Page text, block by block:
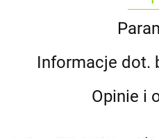
Informacje dot.
Opinie i